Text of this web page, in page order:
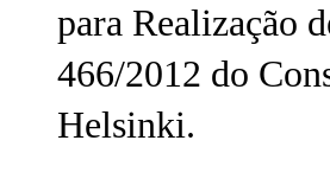
para Realização
466/2012 do
Helsinki.